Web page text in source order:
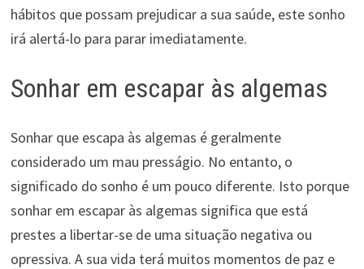
hábitos que possam prejudicar a sua saúde, este sonho
irá alertá-lo para parar imediatamente.
Sonhar em escapar às algemas
Sonhar que escapa às algemas é geralmente
considerado um mau presságio. No entanto, o
significado do sonho é um pouco diferente. Isto porque
sonhar em escapar às algemas significa que está
prestes a libertar-se de uma situação negativa ou
opressiva. A sua vida terá muitos momentos de paz e